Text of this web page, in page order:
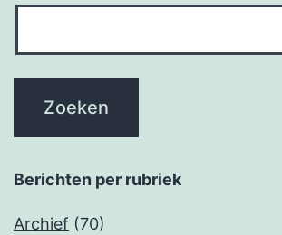
Berichten per rubriek
Archief (70)